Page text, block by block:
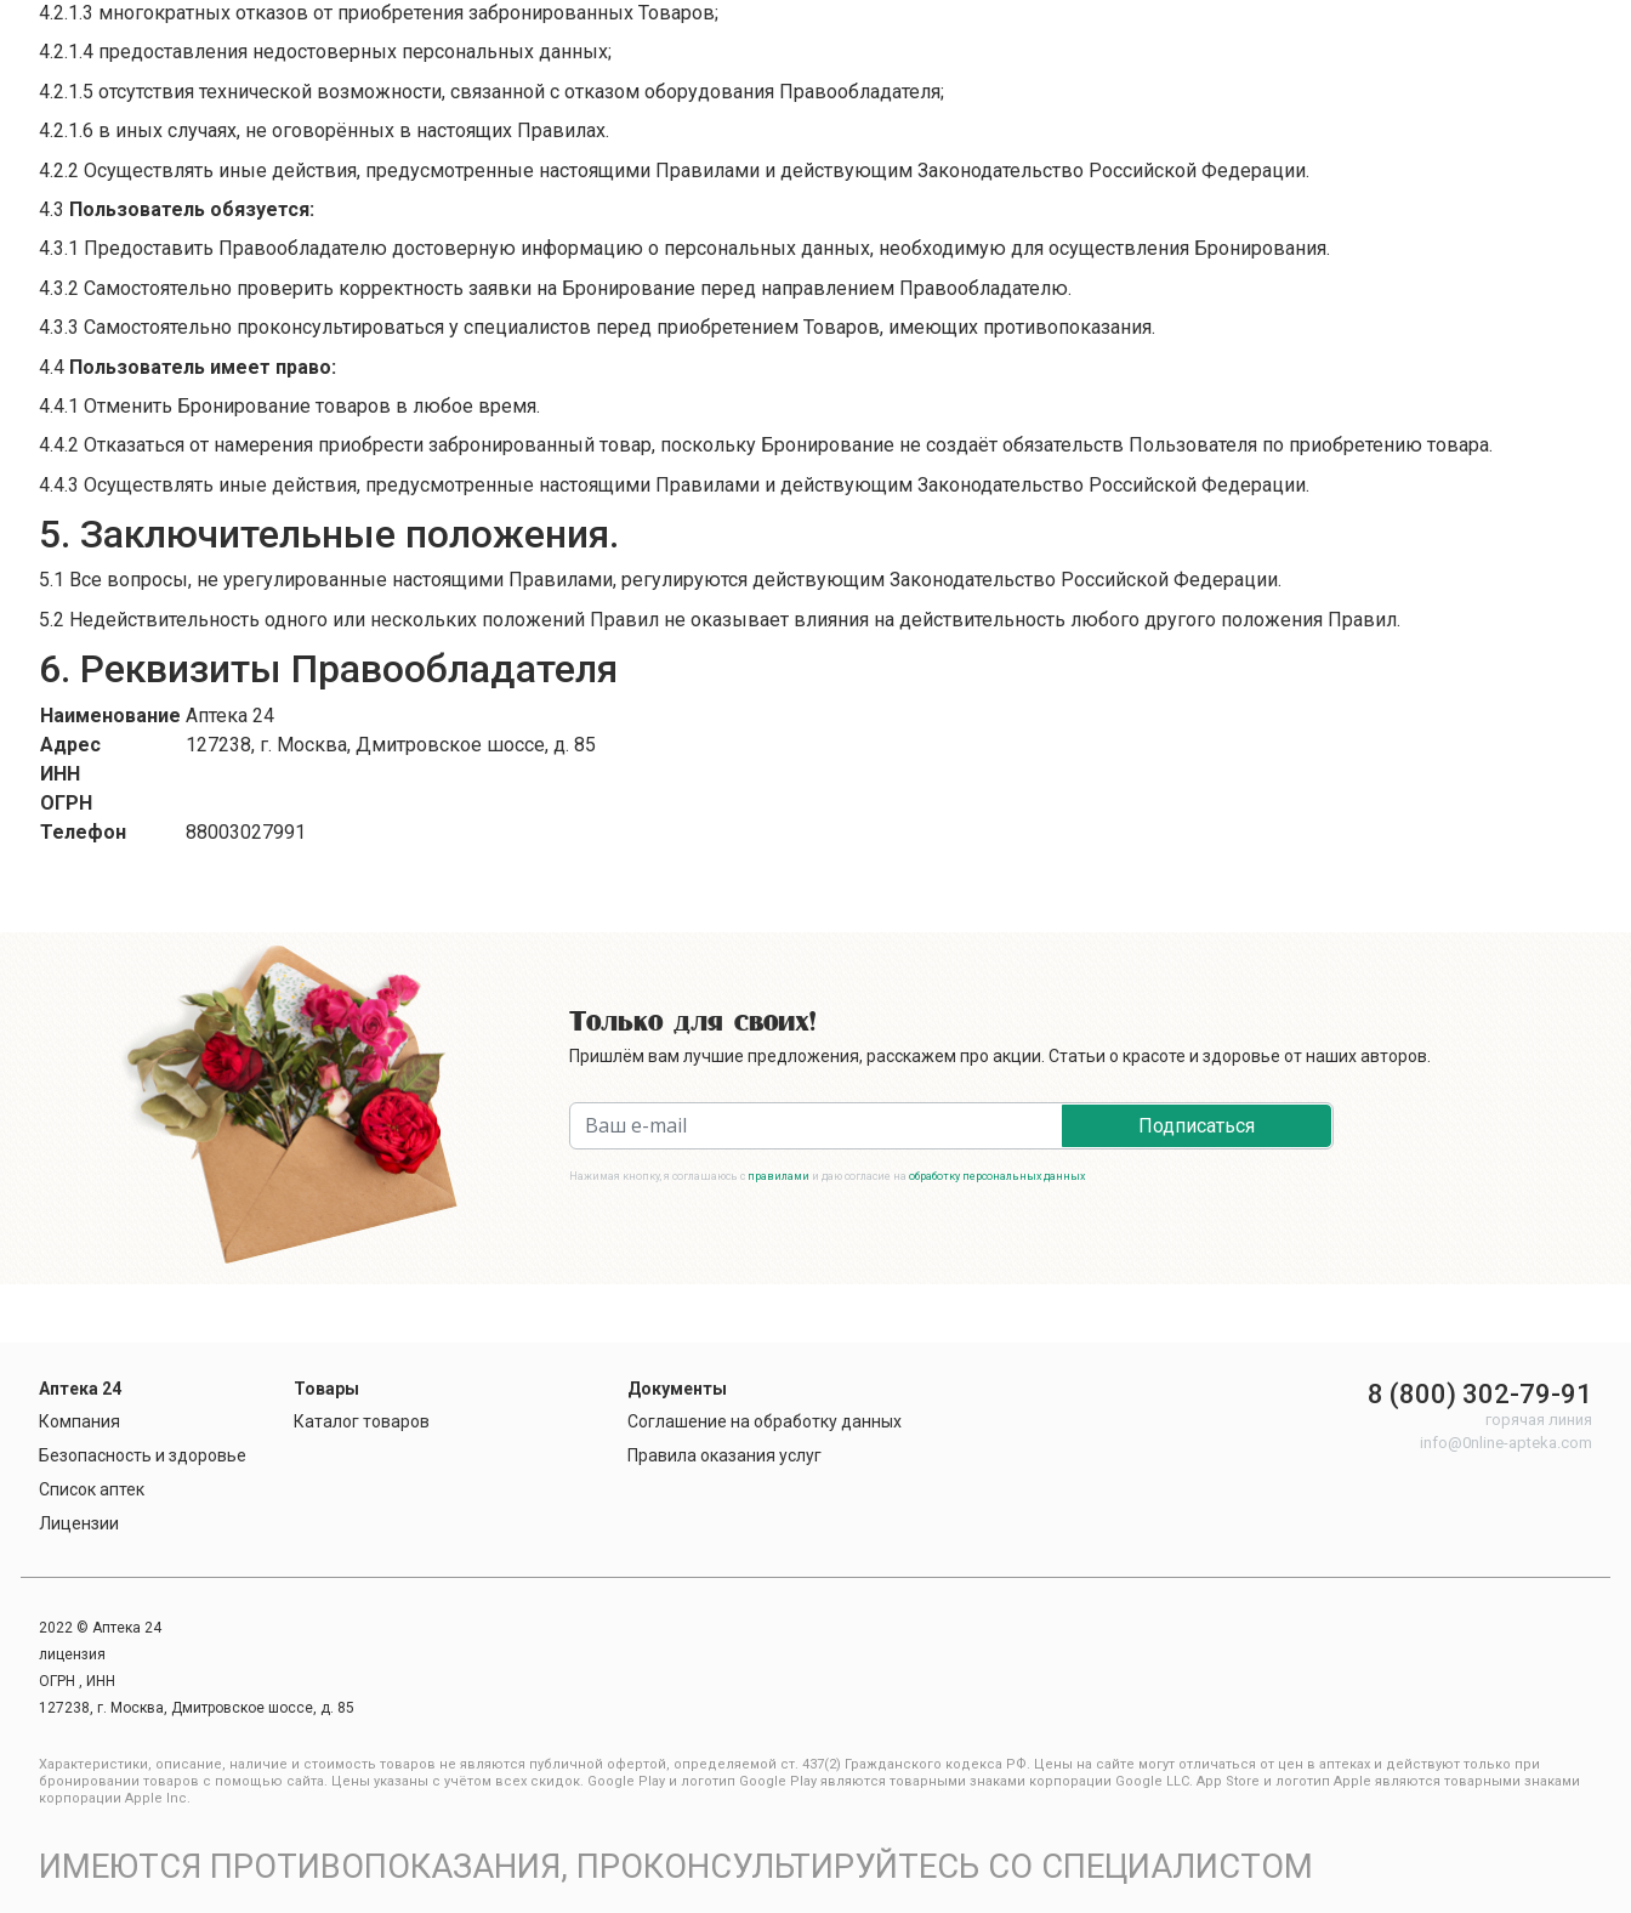
4.2.1.3 многократных отказов от приобретения забронированных Товаров;
4.2.1.4 предоставления недостоверных персональных данных;
4.2.1.5 отсутствия технической возможности, связанной с отказом оборудования Правообладателя;
4.2.1.6 в иных случаях, не оговорённых в настоящих Правилах.
4.2.2 Осуществлять иные действия, предусмотренные настоящими Правилами и действующим Законодательство Российской Федерации.
4.3 Пользователь обязуется:
4.3.1 Предоставить Правообладателю достоверную информацию о персональных данных, необходимую для осуществления Бронирования.
4.3.2 Самостоятельно проверить корректность заявки на Бронирование перед направлением Правообладателю.
4.3.3 Самостоятельно проконсультироваться у специалистов перед приобретением Товаров, имеющих противопоказания.
4.4 Пользователь имеет право:
4.4.1 Отменить Бронирование товаров в любое время.
4.4.2 Отказаться от намерения приобрести забронированный товар, поскольку Бронирование не создаёт обязательств Пользователя по приобретению товара.
4.4.3 Осуществлять иные действия, предусмотренные настоящими Правилами и действующим Законодательство Российской Федерации.
5. Заключительные положения.
5.1 Все вопросы, не урегулированные настоящими Правилами, регулируются действующим Законодательство Российской Федерации.
5.2 Недействительность одного или нескольких положений Правил не оказывает влияния на действительность любого другого положения Правил.
6. Реквизиты Правообладателя
Наименование Аптека 24
Адрес
127238, г. Москва, Дмитровское шоссе, д. 85
ИНН
ОГРН
Телефон
88003027991
Только для своих!
Пришлём вам лучшие предложения, расскажем про акции. Статьи о красоте и здоровье от наших авторов.
Подписаться
Нажимая кнопку, я соглашаюсь с правилами и даю согласие на обработку персональных данных
Аптека 24
Компания
Безопасность и здоровье
Список аптек
Лицензии
Товары
Каталог товаров
Документы
Соглашение на обработку данных
Правила оказания услуг
8 (800) 302-79-91
горячая линия
info@0nline-apteka.com
2022 © Аптека 24
лицензия
ОГРН , ИНН
127238, г. Москва, Дмитровское шоссе, д. 85
Xарактеристики, описание, наличие и стоимость товаров не являются публичной офертой, определяемой ст. 437(2) Гражданского кодекса РФ. Цены на сайте могут отличаться от цен в аптеках и действуют только при
бронировании товаров с помощью сайта. Цены указаны с учётом всех скидок. Google Play и логотип Google Play являются товарными знаками корпорации Google LLC. App Store и логотип Apple являются товарными знаками
корпорации Apple Inc.
ИМЕЮТСЯ ПРОТИВОПОКАЗАНИЯ, ПРОКОНСУЛЬТИРУЙТЕСЬ СО СПЕЦИАЛИСТОМ